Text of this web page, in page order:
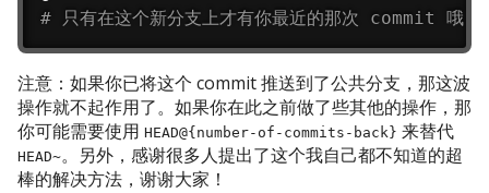
# 只有在这个新分支上才有你最近的那次 commit 哦
注意：如果你已将这个 commit 推送到了公共分支，那这波
操作就不起作用了。如果你在此之前做了些其他的操作，那
你可能需要使用 HEAD@{number-of-commits-back} 来替代
HEAD~。另外，感谢很多人提出了这个我自己都不知道的超
棒的解决方法，谢谢大家！